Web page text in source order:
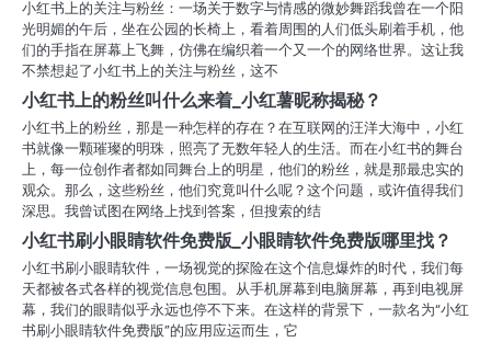
小红书上的关注与粉丝：一场关于数字与情感的微妙舞蹈我曾在一个阳
光明媚的午后，坐在公园的长椅上，看着周围的人们低头刷着手机，他
们的手指在屏幕上飞舞，仿佛在编织着一个又一个的网络世界。这让我
不禁想起了小红书上的关注与粉丝，这不
小红书上的粉丝叫什么来着_小红薯昵称揭秘？
小红书上的粉丝，那是一种怎样的存在？在互联网的汪洋大海中，小红
书就像一颗璀璨的明珠，照亮了无数年轻人的生活。而在小红书的舞台
上，每一位创作者都如同舞台上的明星，他们的粉丝，就是那最忠实的
观众。那么，这些粉丝，他们究竟叫什么呢？这个问题，或许值得我们
深思。我曾试图在网络上找到答案，但搜索的结
小红书刷小眼睛软件免费版_小眼睛软件免费版哪里找？
小红书刷小眼睛软件，一场视觉的探险在这个信息爆炸的时代，我们每
天都被各式各样的视觉信息包围。从手机屏幕到电脑屏幕，再到电视屏
幕，我们的眼睛似乎永远也停不下来。在这样的背景下，一款名为“小红
书刷小眼睛软件免费版”的应用应运而生，它